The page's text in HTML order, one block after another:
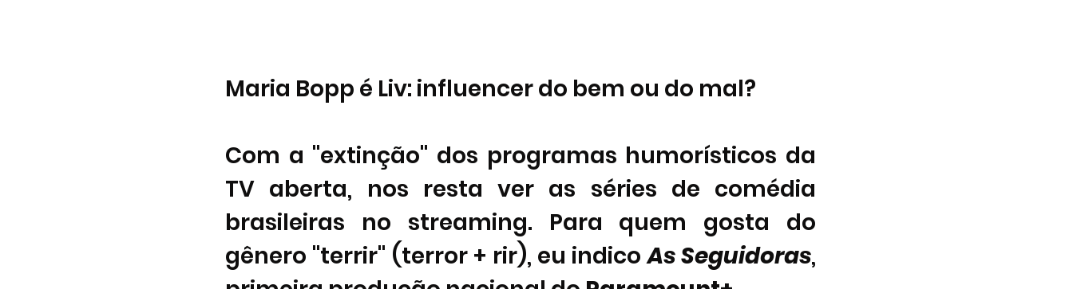
Maria Bopp é Liv: influencer do bem ou do mal?
Com a "extinção" dos programas humorísticos da
TV aberta, nos resta ver as séries de comédia
brasileiras no streaming. Para quem gosta do
gênero "terrir" (terror + rir), eu indico As Seguidoras,